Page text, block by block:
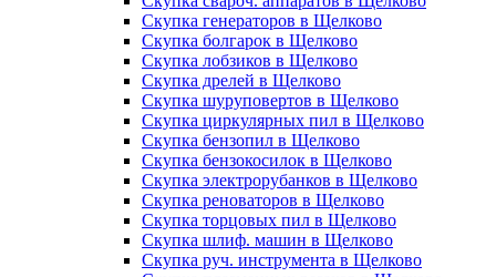
Скупка генераторов в Щелково
Скупка болгарок в Щелково
Скупка лобзиков в Щелково
Скупка дрелей в Щелково
Скупка шуруповертов в Щелково
Скупка циркулярных пил в Щелково
Скупка бензопил в Щелково
Скупка бензокосилок в Щелково
Скупка электрорубанков в Щелково
Скупка реноваторов в Щелково
Скупка торцовых пил в Щелково
Скупка шлиф. машин в Щелково
Скупка руч. инструмента в Щелково